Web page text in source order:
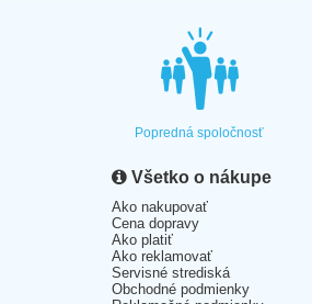
Popredná spoločnosť
Všetko o nákupe
Ako nakupovať
Cena dopravy
Ako platiť
Ako reklamovať
Servisné strediská
Obchodné podmienky